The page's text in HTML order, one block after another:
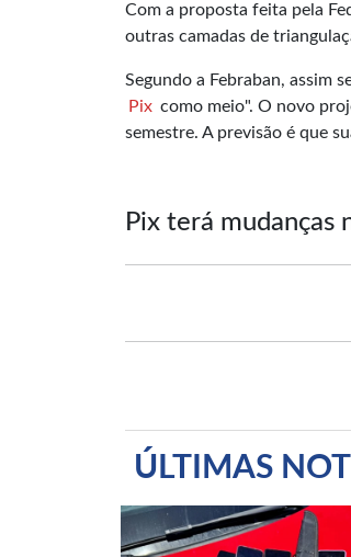
Com a proposta feita pela
outras camadas de
Segundo a Febraban, assim
Pix como meio". O novo
semestre. A previsão é que
Pix terá mudanças
ÚLTIMAS